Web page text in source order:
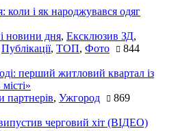
коли і як народжувався одяг
новини дня, Ексклюзив ЗД,
Публікації, ТОП, Фото 844
перший житловий квартал із
партнерів, Ужгород 869
черговий хіт (ВІДЕО)